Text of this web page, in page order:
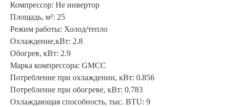
Компрессор: Не инвертор
Площадь, м²: 25
Режим работы: Холод/тепло
Охлаждение,кВт: 2.8
Обогрев, кВт: 2.9
Марка компрессора: GMCC
Потребление при охлаждении, кВт: 0.856
Потребление при обогреве, кВт: 0.783
Охлаждающая способность, тыс. BTU: 9